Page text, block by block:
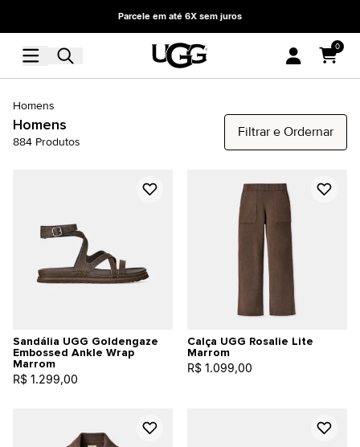
Parcele em até 6X sem juros
0
Homens
Homens
884 Produtos
Filtrar e Ordernar
Sandália UGG Goldengaze
Embossed Ankle Wrap
Marrom
R$ 1.299,00
Calça UGG Rosalie Lite
Marrom
R$ 1.099,00